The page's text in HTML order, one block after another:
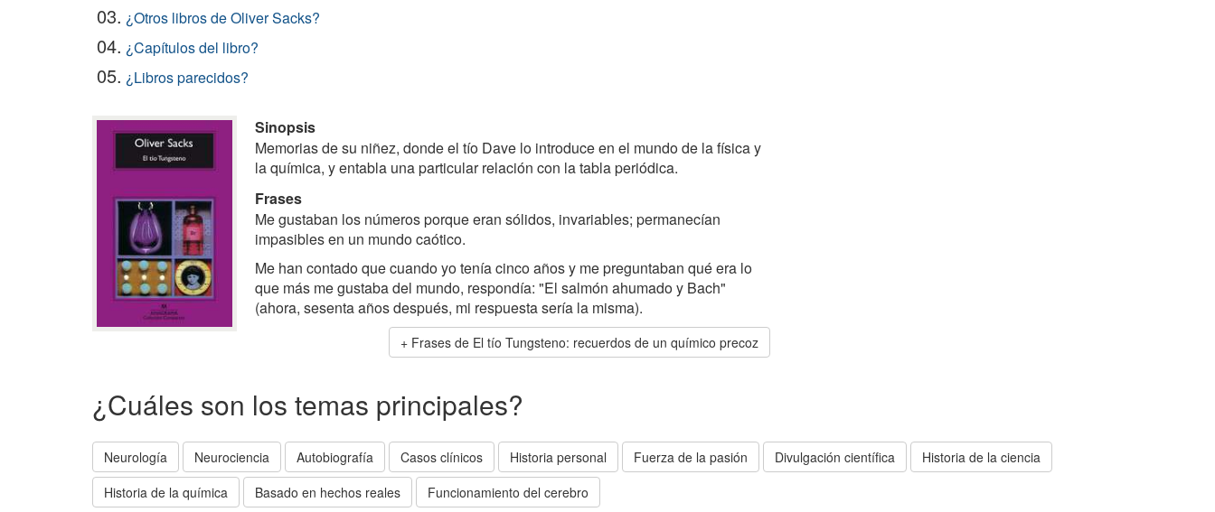
03. ¿Otros libros de Oliver Sacks?
04. ¿Capítulos del libro?
05. ¿Libros parecidos?
Sinopsis
Memorias de su niñez, donde el tío Dave lo introduce en el mundo de la física y
la química, y entabla una particular relación con la tabla periódica.
Frases
Me gustaban los números porque eran sólidos, invariables; permanecían
impasibles en un mundo caótico.
Me han contado que cuando yo tenía cinco años y me preguntaban qué era lo
que más me gustaba del mundo, respondía: "El salmón ahumado y Bach"
(ahora, sesenta años después, mi respuesta sería la misma).
Frases de El tío Tungsteno: recuerdos de un químico precoz
¿Cuáles son los temas principales?
Neurología Neurociencia Autobiografía Casos clínicos Historia personal Fuerza de la pasión Divulgación científica
Historia de la ciencia
Historia de la química
Basado en hechos reales Funcionamiento del cerebro